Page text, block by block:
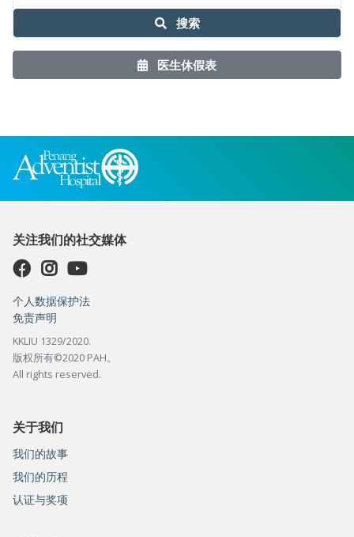
搜索
医生休假表
关注我们的社交媒体
个人数据保护法
免责声明
KKLIU 1329/2020.
版权所有©2020 PAH。
All rights reserved.
关于我们
我们的故事
我们的历程
认证与奖项